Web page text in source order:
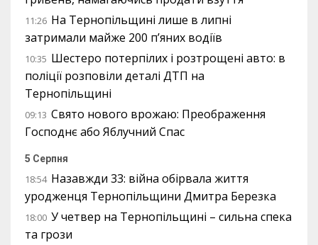
11:26 На Тернопільщині лише в липні
затримали майже 200 п’яних водіїв
10:35 Шестеро потерпілих і розтрощені авто: в
поліції розповіли деталі ДТП на
Тернопільщині
09:13 Свято нового врожаю: Преображення
Господнє або Яблучний Спас
5 Серпня
18:54 Назавжди 33: війна обірвала життя
уродженця Тернопільщини Дмитра Березка
18:00 У четвер на Тернопільщині – сильна спека
та грози